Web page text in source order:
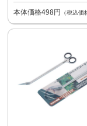
本体価格498円 （税込価